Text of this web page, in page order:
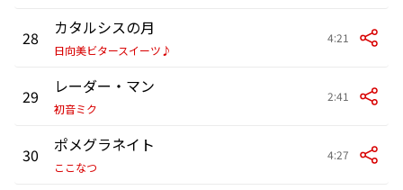
28 カタルシスの月
日向美ビタースイーツ♪
4:21
29 レーダー・マン
初音ミク
2:41
30 ポメグラネイト
ここなつ
4:27